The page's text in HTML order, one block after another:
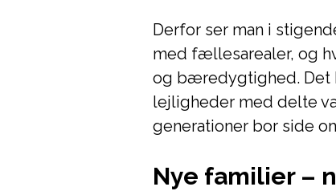
Derfor ser man i
med fællesarealer, og
og bæredygtighed.
lejligheder med delte
generationer bor side
Nye familier –